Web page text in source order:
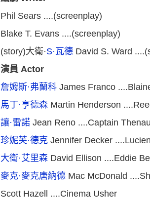
Phil Sears ....(screenplay)
Blake T. Evans ....(screenplay)
(story)大衛·S·瓦德 David S. Ward
演員 Actor
詹姆斯·弗蘭科 James Franco
馬丁·亨德森 Martin Henderson
讓·雷諾 Jean Reno ....Captain
珍妮芙·德克 Jennifer Decker
大衛·艾里森 David Ellison ....Eddie
麥克·麥克唐納德 Mac McDonald
Scott Hazell ....Cinema Usher